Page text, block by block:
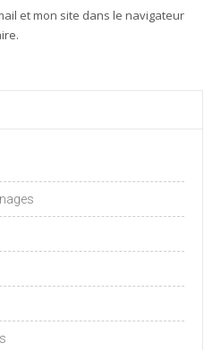
et mon site dans le navigateur